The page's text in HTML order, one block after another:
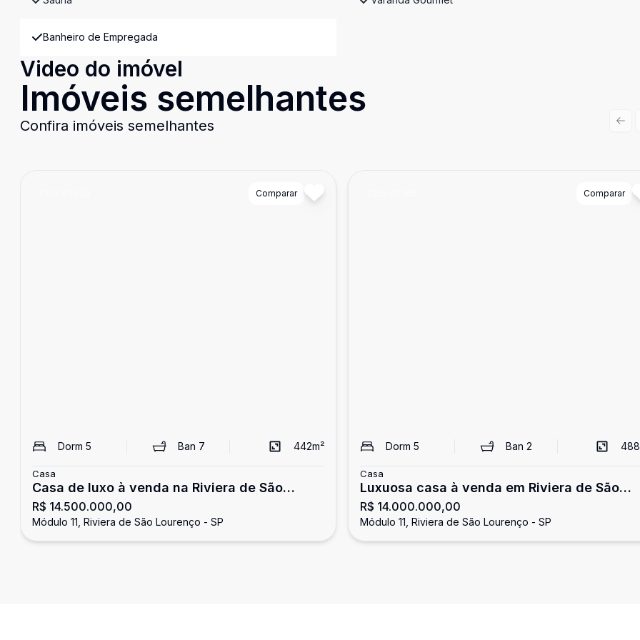
Banheiro de Empregada
Video do imóvel
Imóveis semelhantes
Confira imóveis semelhantes
Comparar
Dorm 5 Ban 7 442m²
Casa
Casa de luxo à venda na Riviera de São
Lourenço
R$ 14.500.000,00
Módulo 11, Riviera de São Lourenço - SP
Comparar
Dorm 5 Ban 2 488
Casa
Luxuosa casa à venda em Riviera de São
Lourenço
R$ 14.000.000,00
Módulo 11, Riviera de São Lourenço - SP